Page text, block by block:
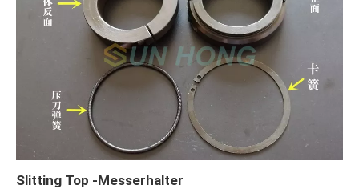
Slitting Top -Messerhalter